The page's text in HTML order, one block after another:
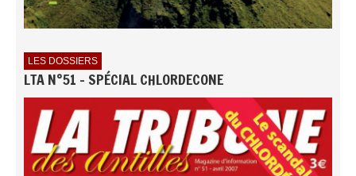
LES DOSSIERS
LTA N°51 - SPÉCIAL CHLORDECONE